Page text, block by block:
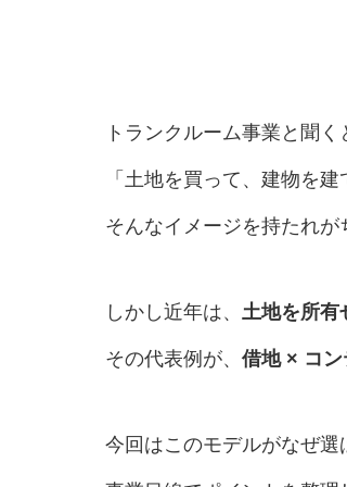
トランクルーム事業と聞く
「土地を買って、建物を建
そんなイメージを持たれが
しかし近年は、 土地を所有
その代表例が、 借地 × コン
今回はこのモデルがなぜ選